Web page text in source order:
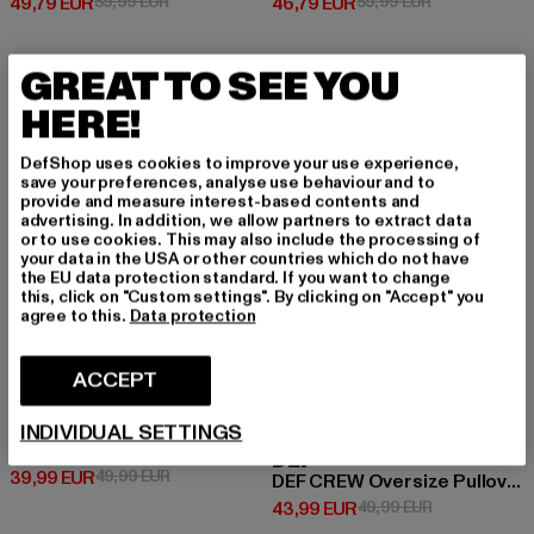
-20%
DEF
Texas
39,99 EUR
Prix courant: 39,99 EUR
49,99 EURPrix en promotion: 49,99 EUR
-12%
DEF
DEF CREW Oversize Pullover
43,99 EUR
Prix courant: 43,99 EUR
49,99 EURPrix en
GREAT TO SEE YOU
HERE!
DefShop uses cookies to improve your use experience,
save your preferences, analyse use behaviour and to
provide and measure interest-based contents and
advertising. In addition, we allow partners to extract data
or to use cookies. This may also include the processing of
your data in the USA or other countries which do not have
the EU data protection standard. If you want to change
this, click on "Custom settings". By clicking on "Accept" you
agree to this. Data protection
ACCEPT
INDIVIDUAL SETTINGS